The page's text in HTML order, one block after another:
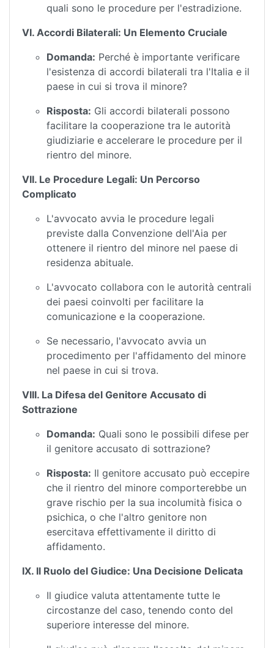
quali sono le procedure per l'estradizione.
VI. Accordi Bilaterali: Un Elemento Cruciale
Domanda: Perché è importante verificare
l'esistenza di accordi bilaterali tra l'Italia e il
paese in cui si trova il minore?
Risposta: Gli accordi bilaterali possono
facilitare la cooperazione tra le autorità
giudiziarie e accelerare le procedure per il
rientro del minore.
VII. Le Procedure Legali: Un Percorso
Complicato
L'avvocato avvia le procedure legali
previste dalla Convenzione dell'Aia per
ottenere il rientro del minore nel paese di
residenza abituale.
L'avvocato collabora con le autorità centrali
dei paesi coinvolti per facilitare la
comunicazione e la cooperazione.
Se necessario, l'avvocato avvia un
procedimento per l'affidamento del minore
nel paese in cui si trova.
VIII. La Difesa del Genitore Accusato di
Sottrazione
Domanda: Quali sono le possibili difese per
il genitore accusato di sottrazione?
Risposta: Il genitore accusato può eccepire
che il rientro del minore comporterebbe un
grave rischio per la sua incolumità fisica o
psichica, o che l'altro genitore non
esercitava effettivamente il diritto di
affidamento.
IX. Il Ruolo del Giudice: Una Decisione Delicata
Il giudice valuta attentamente tutte le
circostanze del caso, tenendo conto del
superiore interesse del minore.